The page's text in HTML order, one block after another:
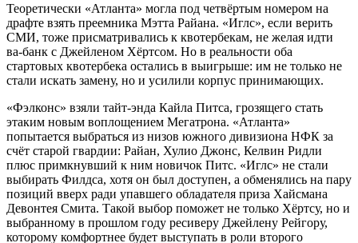
Теоретически «Атланта» могла под четвёртым номером на
драфте взять преемника Мэтта Райана. «Иглс», если верить
СМИ, тоже присматривались к квотербекам, не желая идти
ва-банк с Джейленом Хёртсом. Но в реальности оба
стартовых квотербека остались в выигрыше: им не только не
стали искать замену, но и усилили корпус принимающих.
«Фэлконс» взяли тайт-энда Кайла Питса, грозящего стать
этаким новым воплощением Мегатрона. «Атланта»
попытается выбраться из низов южного дивизиона НФК за
счёт старой гвардии: Райан, Хулио Джонс, Келвин Ридли
плюс примкнувший к ним новичок Питс. «Иглс» не стали
выбирать Филдса, хотя он был доступен, а обменялись на пару
позиций вверх ради упавшего обладателя приза Хайсмана
Девонтея Смита. Такой выбор поможет не только Хёртсу, но и
выбранному в прошлом году ресиверу Джейлену Рейгору,
которому комфортнее будет выступать в роли второго